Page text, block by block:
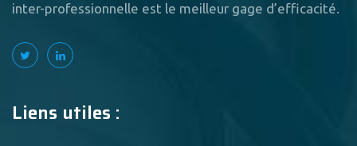
inter-professionnelle est le meilleur gage d’efficacité.
Liens utiles :